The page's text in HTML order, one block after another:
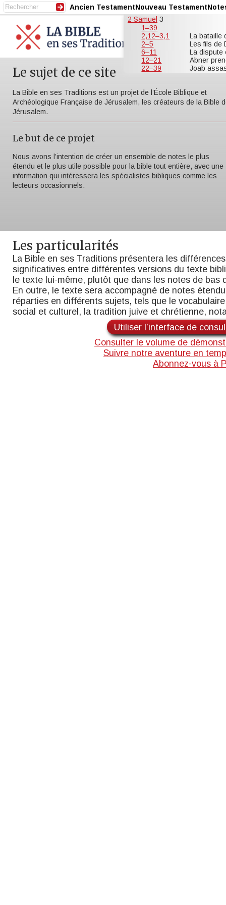
Ancien TestamentNouveau Testament
2 Samuel 3
1–39
2,12–3,1
La bataille
2–5
Les fils de
6–11
La dispute
12–21
Abner
22–39
Joab
Le sujet de ce site
La Bible en ses Traditions est un projet de l’École Biblique et
Archéologique Française de Jérusalem, les créateurs de la Bible
Jérusalem.
Le but de ce projet
Nous avons l’intention de créer un ensemble de notes le plus
étendu et le plus utile possible pour la bible tout entière, avec une
information qui intéressera les spécialistes bibliques comme les
lecteurs occasionnels.
Les particularités
La Bible en ses Traditions présentera les différences
significatives entre différentes versions du texte
le texte lui-même, plutôt que dans les notes de bas
En outre, le texte sera accompagné de notes
réparties en différents sujets, tels que le
social et culturel, la tradition juive et chrétienne,
Utiliser l’interface de
Consulter le volume de
Suivre notre aventure en
Abonnez-vous à